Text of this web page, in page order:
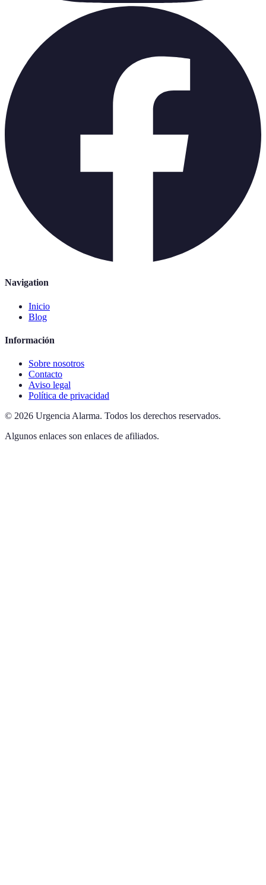
Navigation
Inicio
Blog
Información
Sobre nosotros
Contacto
Aviso legal
Política de privacidad
© 2026 Urgencia Alarma. Todos los derechos reservados.
Algunos enlaces son enlaces de afiliados.